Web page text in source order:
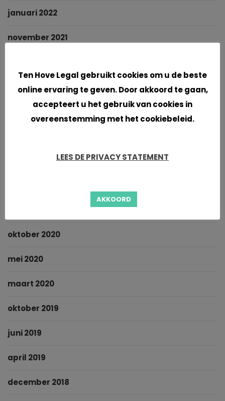
januari 2022
november 2021
september 2021
oktober 2020
mei 2020
maart 2020
oktober 2019
juni 2019
april 2019
december 2018
Ten Hove Legal gebruikt cookies om u de beste
online ervaring te geven. Door akkoord te gaan,
accepteert u het gebruik van cookies in
overeenstemming met het cookiebeleid.
LEES DE PRIVACY STATEMENT
AKKOORD